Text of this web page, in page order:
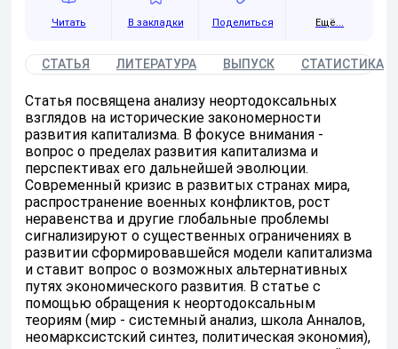
Читать Поделиться Ещё...
СТАТЬЯ ЛИТЕРАТУРА ВЫПУСК СТАТИСТИКА
Статья посвящена анализу неортодоксальных
взглядов на исторические закономерности
развития капитализма. В фокусе внимания -
вопрос о пределах развития капитализма и
перспективах его дальнейшей эволюции.
Современный кризис в развитых странах мира,
распространение военных конфликтов, рост
неравенства и другие глобальные проблемы
сигнализируют о существенных ограничениях в
развитии сформировавшейся модели капитализма
и ставит вопрос о возможных альтернативных
путях экономического развития. В статье с
помощью обращения к неортодоксальным
теориям (мир - системный анализ, школа Анналов,
неомарксистский синтез, политическая экономия),